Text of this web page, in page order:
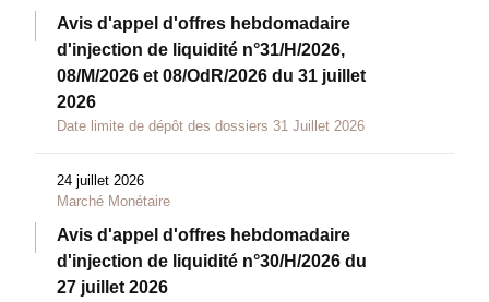
Avis d'appel d'offres hebdomadaire
d'injection de liquidité n°31/H/2026,
08/M/2026 et 08/OdR/2026 du 31 juillet
2026
Date limite de dépôt des dossiers 31 Juillet 2026
24 juillet 2026
Marché Monétaire
Avis d'appel d'offres hebdomadaire
d'injection de liquidité n°30/H/2026 du
27 juillet 2026